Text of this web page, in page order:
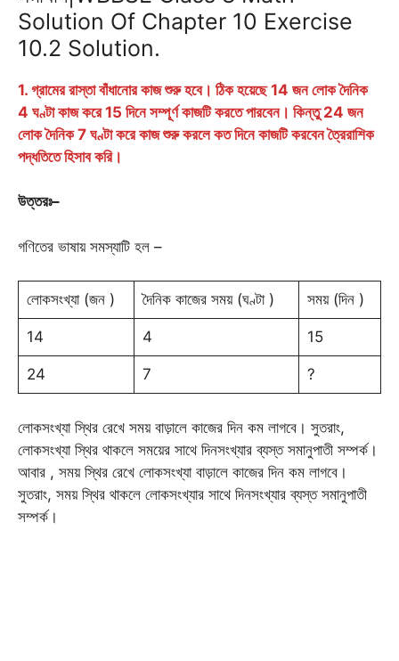
Solution Of Chapter 10 Exercise
10.2 Solution.
1. গ্রামের রাস্তা বাঁধানোর কাজ শুরু হবে। ঠিক হয়েছে 14 জন লোক দৈনিক
4 ঘণ্টা কাজ করে 15 দিনে সম্পূর্ণ কাজটি করতে পারবেন। কিন্তু 24 জন
লোক দৈনিক 7 ঘণ্টা করে কাজ শুরু করলে কত দিনে কাজটি করবেন ত্রৈরাশিক
পদ্ধতিতে হিসাব করি।
উত্তরঃ–
গণিতের ভাষায় সমস্যাটি হল –
লোকসংখ্যা (জন ) দৈনিক কাজের সময় (ঘণ্টা ) সময় (দিন )
14 4 15
24 7 ?
লোকসংখ্যা স্থির রেখে সময় বাড়ালে কাজের দিন কম লাগবে। সুতরাং,
লোকসংখ্যা স্থির থাকলে সময়ের সাথে দিনসংখ্যার ব্যস্ত সমানুপাতী সম্পর্ক।
আবার , সময় স্থির রেখে লোকসংখ্যা বাড়ালে কাজের দিন কম লাগবে।
সুতরাং, সময় স্থির থাকলে লোকসংখ্যার সাথে দিনসংখ্যার ব্যস্ত সমানুপাতী
সম্পর্ক।